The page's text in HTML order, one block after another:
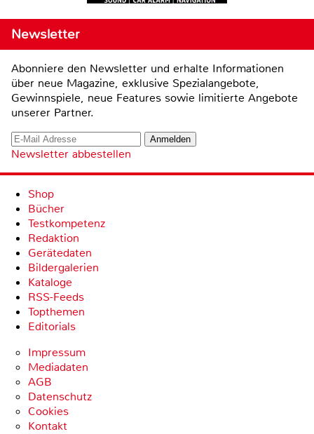
Newsletter
Abonniere den Newsletter und erhalte Informationen
über neue Magazine, exklusive Spezialangebote,
Gewinnspiele, neue Features sowie limitierte Angebote
unserer Partner.
Newsletter abbestellen
Shop
Bücher
Testkompetenz
Redaktion
Gerätedaten
Bildergalerien
Kataloge
RSS-Feeds
Topthemen
Editorials
Impressum
Mediadaten
AGB
Datenschutz
Cookies
Kontakt